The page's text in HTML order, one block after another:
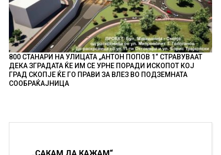
800 СТАНАРИ НА УЛИЦАТА „АНТОН ПОПОВ 1“ СТРАВУВААТ
ДЕКА ЗГРАДАТА ЌЕ ИМ СЕ УРНЕ ПОРАДИ ИСКОПОТ КОЈ
ГРАД СКОПЈЕ ЌЕ ГО ПРАВИ ЗА ВЛЕЗ ВО ПОДЗЕМНАТА
СООБРАЌАЈНИЦА